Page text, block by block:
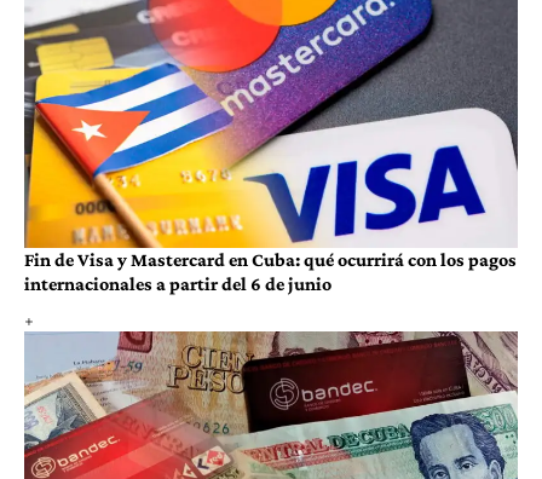
Fin de Visa y Mastercard en Cuba: qué ocurrirá con los pagos
internacionales a partir del 6 de junio